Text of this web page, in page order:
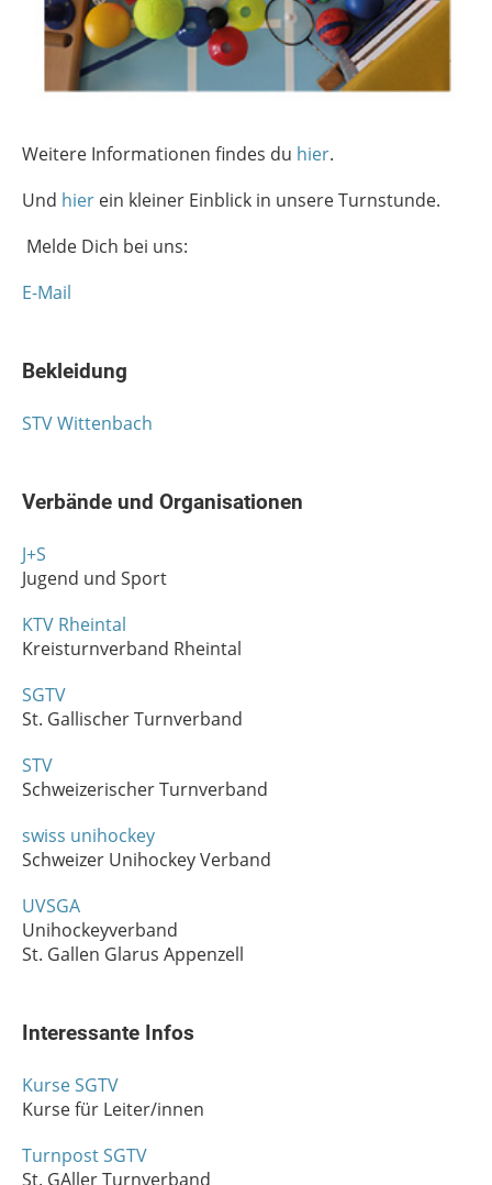
Weitere Informationen findes du hier.
Und hier ein kleiner Einblick in unsere Turnstunde.
Melde Dich bei uns:
E-Mail
Bekleidung
STV Wittenbach
Verbände und Organisationen
J+S
Jugend und Sport
KTV Rheintal
Kreisturnverband Rheintal
SGTV
St. Gallischer Turnverband
STV
Schweizerischer Turnverband
swiss unihockey
Schweizer Unihockey Verband
UVSGA
Unihockeyverband
St. Gallen Glarus Appenzell
Interessante Infos
Kurse SGTV
Kurse für Leiter/innen
Turnpost SGTV
St. GAller Turnverband